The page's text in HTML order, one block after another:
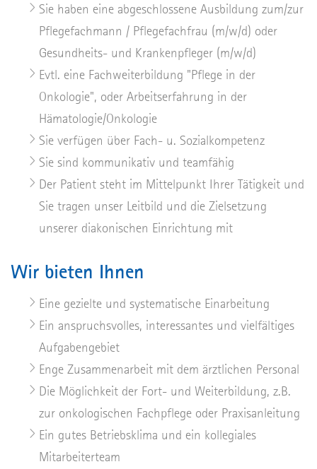
Sie haben eine abgeschlossene Ausbildung zum/zur
Pflegefachmann / Pflegefachfrau (m/w/d) oder
Gesundheits- und Krankenpfleger (m/w/d)
Evtl. eine Fachweiterbildung "Pflege in der
Onkologie", oder Arbeitserfahrung in der
Hämatologie/Onkologie
Sie verfügen über Fach- u. Sozialkompetenz
Sie sind kommunikativ und teamfähig
Der Patient steht im Mittelpunkt Ihrer Tätigkeit und
Sie tragen unser Leitbild und die Zielsetzung
unserer diakonischen Einrichtung mit
Wir bieten Ihnen
Eine gezielte und systematische Einarbeitung
Ein anspruchsvolles, interessantes und vielfältiges
Aufgabengebiet
Enge Zusammenarbeit mit dem ärztlichen Personal
Die Möglichkeit der Fort- und Weiterbildung, z.B.
zur onkologischen Fachpflege oder Praxisanleitung
Ein gutes Betriebsklima und ein kollegiales
Mitarbeiterteam